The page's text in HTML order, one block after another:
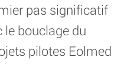
pas significatif
bouclage du
pilotes Eolmed